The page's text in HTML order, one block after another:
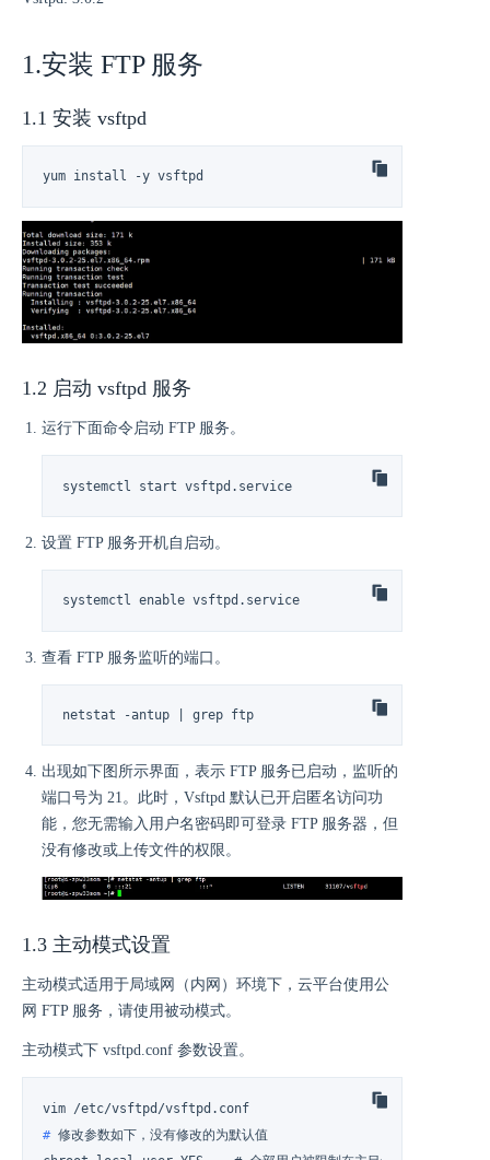
1.安装 FTP 服务
1.1 安装 vsftpd
yum install -y vsftpd
1.2 启动 vsftpd 服务
运行下面命令启动 FTP 服务。
systemctl start vsftpd.service
设置 FTP 服务开机自启动。
systemctl enable vsftpd.service
查看 FTP 服务监听的端口。
netstat -antup | grep ftp
出现如下图所示界面，表示 FTP 服务已启动，监听的
端口号为 21。此时，Vsftpd 默认已开启匿名访问功
能，您无需输入用户名密码即可登录 FTP 服务器，但
没有修改或上传文件的权限。
1.3 主动模式设置
主动模式适用于局域网（内网）环境下，云平台使用公
网 FTP 服务，请使用被动模式。
主动模式下 vsftpd.conf 参数设置。
# 修改参数如下，没有修改的为默认值